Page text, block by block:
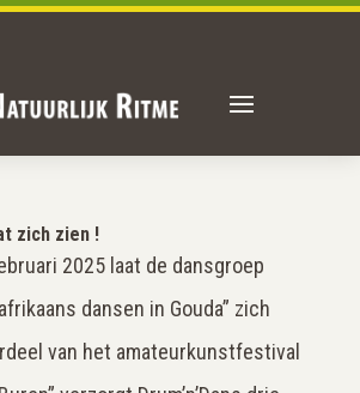
zich zien !
2025 laat de dansgroep
afrikaans dansen in Gouda” zich
van het amateurkunstfestival